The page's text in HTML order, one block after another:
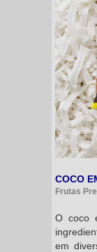
COCO
Frutas
O coco
em